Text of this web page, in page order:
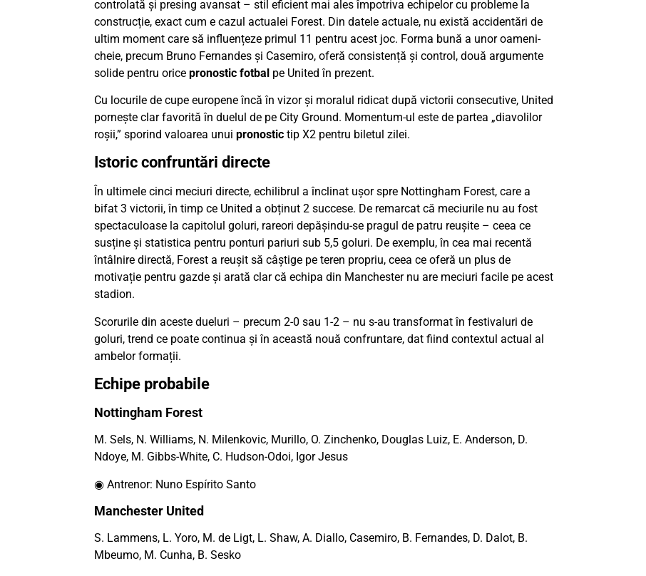
controlată și presing avansat – stil eficient mai ales împotriva echipelor cu probleme la
construcție, exact cum e cazul actualei Forest. Din datele actuale, nu există accidentări de
ultim moment care să influențeze primul 11 pentru acest joc. Forma bună a unor oameni-
cheie, precum Bruno Fernandes și Casemiro, oferă consistență și control, două argumente
solide pentru orice pronostic fotbal pe United în prezent.
Cu locurile de cupe europene încă în vizor și moralul ridicat după victorii consecutive, United
pornește clar favorită în duelul de pe City Ground. Momentum-ul este de partea „diavolilor
roșii,” sporind valoarea unui pronostic tip X2 pentru biletul zilei.
Istoric confruntări directe
În ultimele cinci meciuri directe, echilibrul a înclinat ușor spre Nottingham Forest, care a
bifat 3 victorii, în timp ce United a obținut 2 succese. De remarcat că meciurile nu au fost
spectaculoase la capitolul goluri, rareori depășindu-se pragul de patru reușite – ceea ce
susține și statistica pentru ponturi pariuri sub 5,5 goluri. De exemplu, în cea mai recentă
întâlnire directă, Forest a reușit să câștige pe teren propriu, ceea ce oferă un plus de
motivație pentru gazde și arată clar că echipa din Manchester nu are meciuri facile pe acest
stadion.
Scorurile din aceste dueluri – precum 2-0 sau 1-2 – nu s-au transformat în festivaluri de
goluri, trend ce poate continua și în această nouă confruntare, dat fiind contextul actual al
ambelor formații.
Echipe probabile
Nottingham Forest
M. Sels, N. Williams, N. Milenkovic, Murillo, O. Zinchenko, Douglas Luiz, E. Anderson, D.
Ndoye, M. Gibbs-White, C. Hudson-Odoi, Igor Jesus
◉ Antrenor: Nuno Espírito Santo
Manchester United
S. Lammens, L. Yoro, M. de Ligt, L. Shaw, A. Diallo, Casemiro, B. Fernandes, D. Dalot, B.
Mbeumo, M. Cunha, B. Sesko